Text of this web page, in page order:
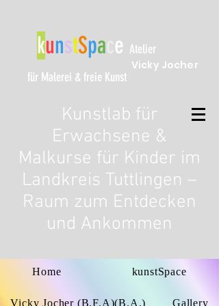
Vicky Jocher
kunstSpa e Atelier
für Malerei & freie Kunst
Kunstlab für
Erwachsene &
Malkurse für Kinder im
Landkreis Tuttlingen –
Raum zum Entdecken
und Ankommen
Home kunstSpace
Vicky Jocher (B.F.A)(B.A.) Gallery